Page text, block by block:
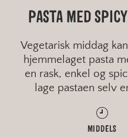
PASTA MED
Vegetarisk middag
hjemmelaget pasta
en rask, enkel og
lage pastaen selv
MIDDELS